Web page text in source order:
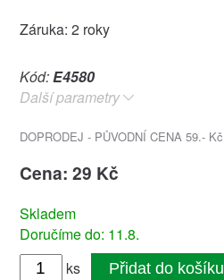
Záruka: 2 roky
Kód:E4580
Další parametry
DOPRODEJ - PŮVODNÍ CENA 59.- Kč
Cena: 29 Kč
Skladem
Doručíme do: 11.8.
ks
Přidat do košíku